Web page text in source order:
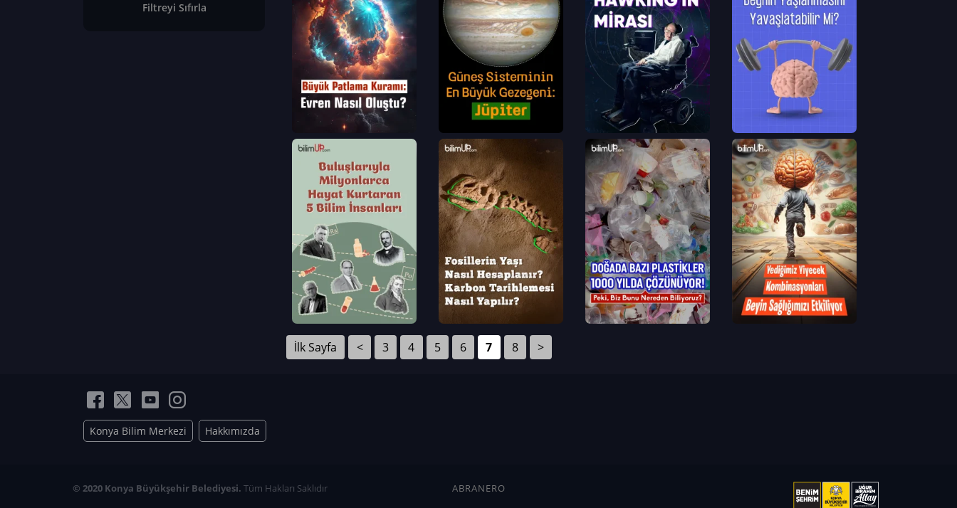
Can TORUNFiltreyi Sıfırla
İlk Sayfa < 3 4 5 6 7 8 >
Konya Bilim Merkezi Hakkımızda
© 2020 Konya Büyükşehir Belediyesi. Tüm Hakları Saklıdır ABRANERO